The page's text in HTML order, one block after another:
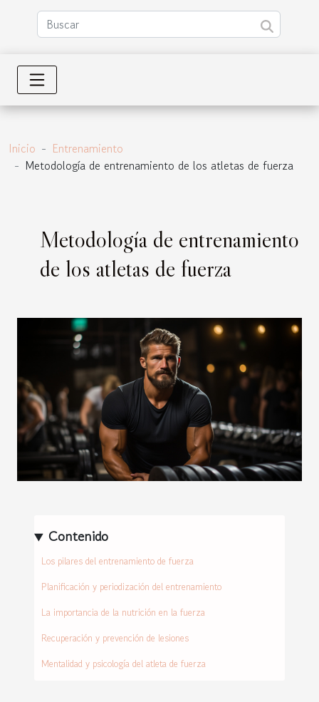
Inicio
Entrenamiento
Metodología de entrenamiento de los atletas de fuerza
Metodología de entrenamiento
de los atletas de fuerza
Contenido
Los pilares del entrenamiento de fuerza
Planificación y periodización del entrenamiento
La importancia de la nutrición en la fuerza
Recuperación y prevención de lesiones
Mentalidad y psicología del atleta de fuerza